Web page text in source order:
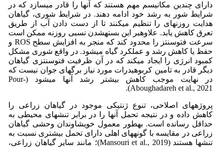
دارای چندین مکانیسم مهم هستند که آنها را قادر میسازد که در
شرایط شور به رشد خود ادامه دهند. در شرایط شوری، گیاهان
هدایت روزنهای را تنظیم میکنند تا از دست دادن آب از طریق
تعرق کاهش یابد. علاوهبر این بستهشدن نسبی روزنه ممکن است
سرعت فتوسنتز را محدود کند که منجر به افزایش سطح ROS و
حفظ یا کاهش رشد و عملکرد گیاه میشود. در واقع شوری مشکل
کمبود انرژی را ایجاد میکند که در آن ظرفیت فتوسنتزی گیاهان
دیگر قادر به تامین کربوهیدرات مورد نیاز برگهای جوان نیست که
در نهایت موجب کاهش بیشتر رشد آنها میشود (Pour-
Aboughadareh et al., 2021).
پروژههای اصلاحی، تنوع ژنتیکی موجود در گیاهان زراعی را
کاهش داده و در نتیجه تحمل آنها را در برابر تنشهای محیطی به
حداقل رسانده است. بهطور معمول خویشاوندان وحشی گیاهان
زراعی در مقایسه با گونههای اهلی دارای تحمل بیشتری نسبت به
تنشها هستند (Mansouri et al., 2019)؛ مانند سایر گیاهان زراعی،